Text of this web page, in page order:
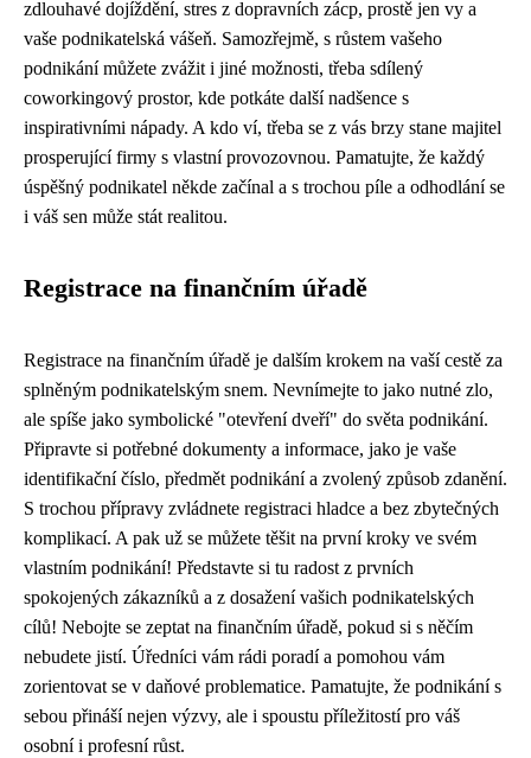
zdlouhavé dojíždění, stres z dopravních zácp, prostě jen vy a
vaše podnikatelská vášeň. Samozřejmě, s růstem vašeho
podnikání můžete zvážit i jiné možnosti, třeba sdílený
coworkingový prostor, kde potkáte další nadšence s
inspirativními nápady. A kdo ví, třeba se z vás brzy stane majitel
prosperující firmy s vlastní provozovnou. Pamatujte, že každý
úspěšný podnikatel někde začínal a s trochou píle a odhodlání se
i váš sen může stát realitou.
Registrace na finančním úřadě
Registrace na finančním úřadě je dalším krokem na vaší cestě za
splněným podnikatelským snem. Nevnímejte to jako nutné zlo,
ale spíše jako symbolické "otevření dveří" do světa podnikání.
Připravte si potřebné dokumenty a informace, jako je vaše
identifikační číslo, předmět podnikání a zvolený způsob zdanění.
S trochou přípravy zvládnete registraci hladce a bez zbytečných
komplikací. A pak už se můžete těšit na první kroky ve svém
vlastním podnikání! Představte si tu radost z prvních
spokojených zákazníků a z dosažení vašich podnikatelských
cílů! Nebojte se zeptat na finančním úřadě, pokud si s něčím
nebudete jistí. Úředníci vám rádi poradí a pomohou vám
zorientovat se v daňové problematice. Pamatujte, že podnikání s
sebou přináší nejen výzvy, ale i spoustu příležitostí pro váš
osobní i profesní růst.